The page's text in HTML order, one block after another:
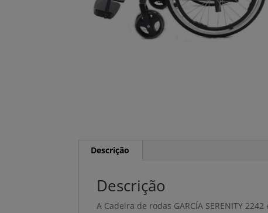
Descrição
Descrição
A Cadeira de rodas GARCÍA SERENITY